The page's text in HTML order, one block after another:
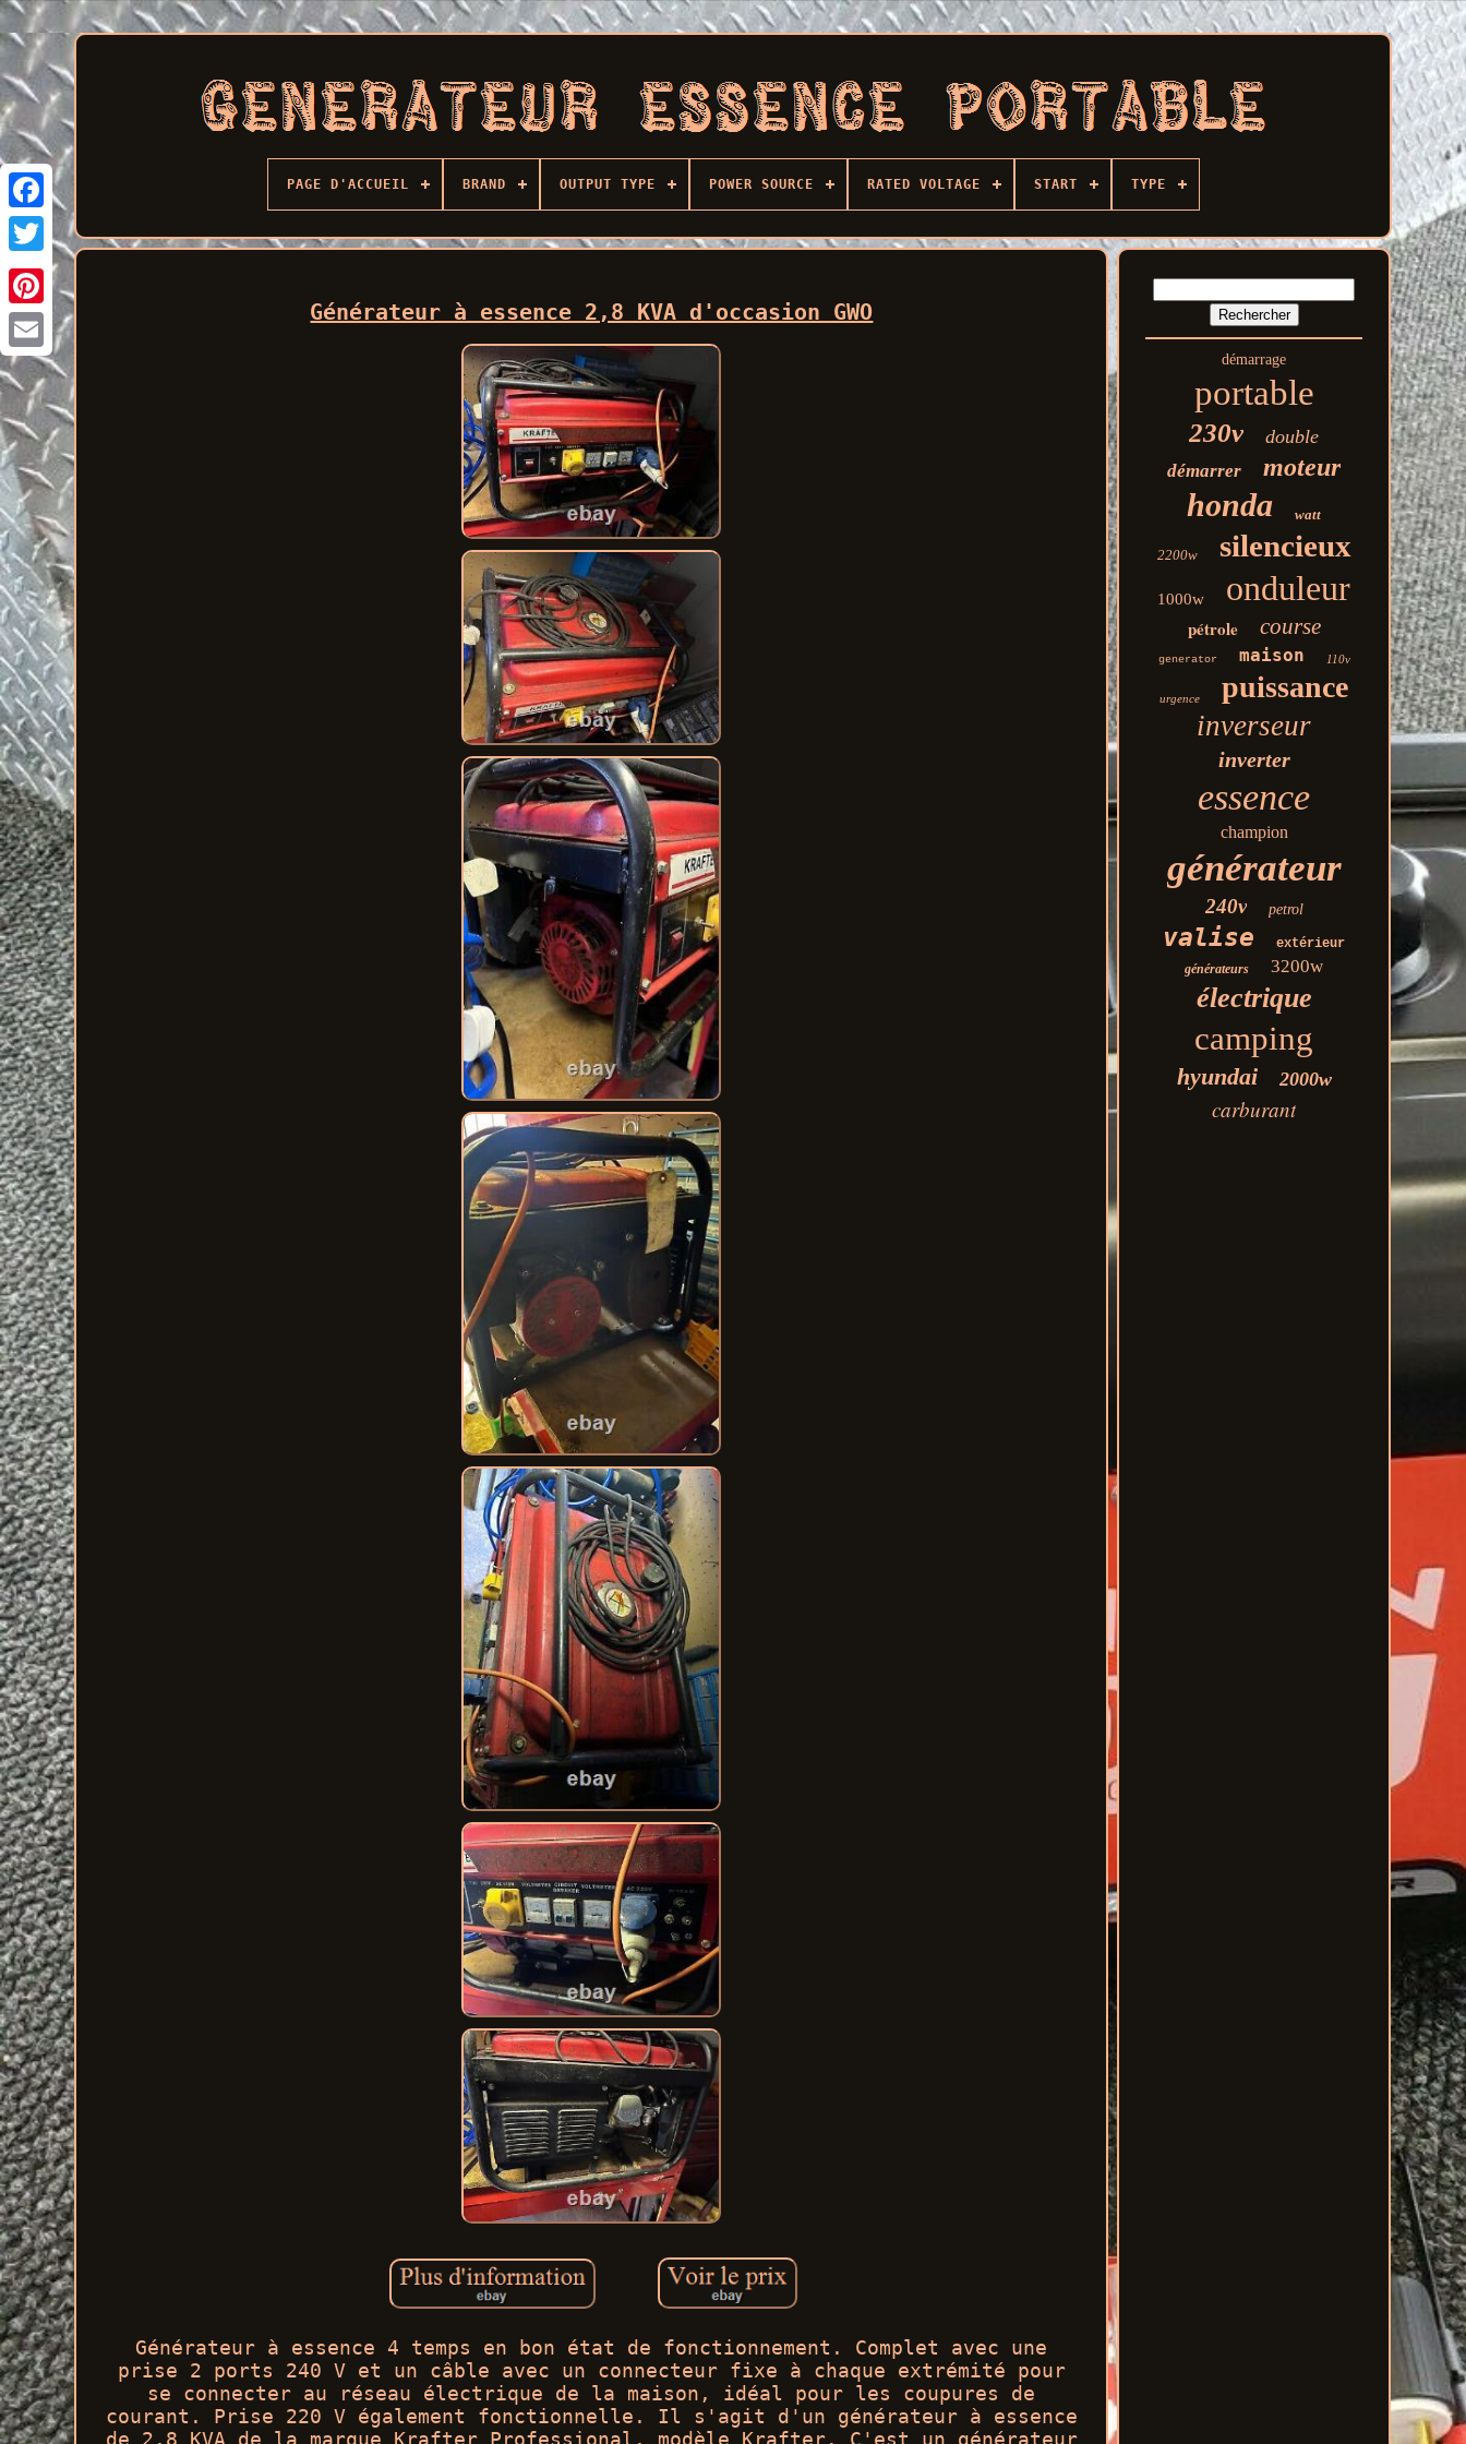
Facebook
PAGE D'ACCUEIL BRAND OUTPUT TYPE POWER SOURCE RATED VOLTAGE START TYPE
Générateur à essence 2,8 KVA d'occasion GWO
Générateur à essence 4 temps en bon état de fonctionnement. Complet avec une
prise 2 ports 240 V et un câble avec un connecteur fixe à chaque extrémité pour
se connecter au réseau électrique de la maison, idéal pour les coupures de
courant. Prise 220 V également fonctionnelle. Il s'agit d'un générateur à essence
de 2,8 KVA de la marque Krafter Professional, modèle Krafter. C'est un générateur
démarrage
portable
230v double
démarrer moteur
honda watt
2200w silencieux
1000w onduleur
pétrole course
generator maison 110v
urgence puissance
inverseur
inverter
essence
champion
générateur
240v petrol
valise
extérieur
générateurs
3200w
électrique
camping
hyundai 2000w
carburant